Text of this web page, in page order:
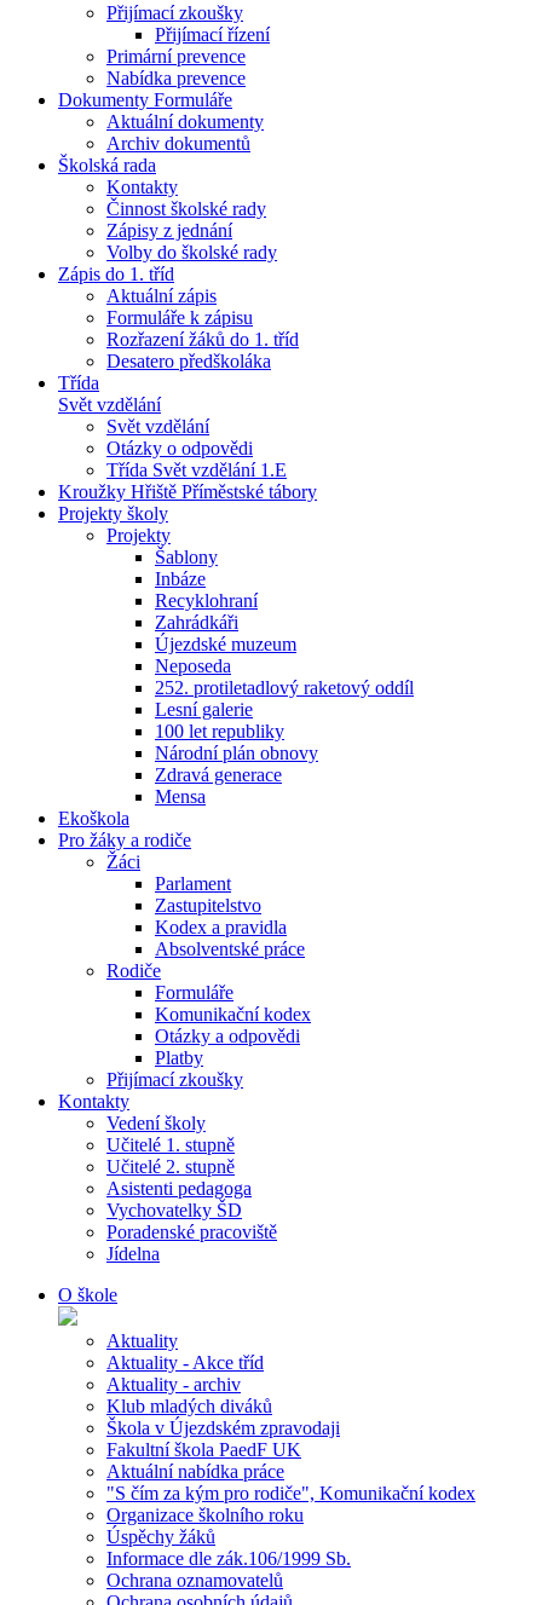
Přijímací zkoušky
Přijímací řízení
Primární prevence
Nabídka prevence
Dokumenty Formuláře
Aktuální dokumenty
Archiv dokumentů
Školská rada
Kontakty
Činnost školské rady
Zápisy z jednání
Volby do školské rady
Zápis do 1. tříd
Aktuální zápis
Formuláře k zápisu
Rozřazení žáků do 1. tříd
Desatero předškoláka
Třída
Svět vzdělání
Svět vzdělání
Otázky o odpovědi
Třída Svět vzdělání 1.E
Kroužky Hřiště Příměstské tábory
Projekty školy
Projekty
Šablony
Inbáze
Recyklohraní
Zahrádkáři
Újezdské muzeum
Neposeda
252. protiletadlový raketový oddíl
Lesní galerie
100 let republiky
Národní plán obnovy
Zdravá generace
Mensa
Ekoškola
Pro žáky a rodiče
Žáci
Parlament
Zastupitelstvo
Kodex a pravidla
Absolventské práce
Rodiče
Formuláře
Komunikační kodex
Otázky a odpovědi
Platby
Přijímací zkoušky
Kontakty
Vedení školy
Učitelé 1. stupně
Učitelé 2. stupně
Asistenti pedagoga
Vychovatelky ŠD
Poradenské pracoviště
Jídelna
O škole
Aktuality
Aktuality - Akce tříd
Aktuality - archiv
Klub mladých diváků
Škola v Újezdském zpravodaji
Fakultní škola PaedF UK
Aktuální nabídka práce
"S čím za kým pro rodiče", Komunikační kodex
Organizace školního roku
Úspěchy žáků
Informace dle zák.106/1999 Sb.
Ochrana oznamovatelů